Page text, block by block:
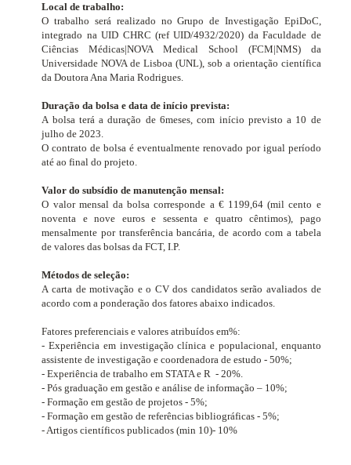
Local de trabalho:
O trabalho será realizado no Grupo de Investigação EpiDoC,
integrado na UID CHRC (ref UID/4932/2020) da Faculdade de
Ciências Médicas|NOVA Medical School (FCM|NMS) da
Universidade NOVA de Lisboa (UNL), sob a orientação científica
da Doutora Ana Maria Rodrigues.
Duração da bolsa e data de início prevista:
A bolsa terá a duração de 6meses, com início previsto a 10 de
julho de 2023.
O contrato de bolsa é eventualmente renovado por igual período
até ao final do projeto.
Valor do subsídio de manutenção mensal:
O valor mensal da bolsa corresponde a € 1199,64 (mil cento e
noventa e nove euros e sessenta e quatro cêntimos), pago
mensalmente por transferência bancária, de acordo com a tabela
de valores das bolsas da FCT, I.P.
Métodos de seleção:
A carta de motivação e o CV dos candidatos serão avaliados de
acordo com a ponderação dos fatores abaixo indicados.
Fatores preferenciais e valores atribuídos em%:
- Experiência em investigação clínica e populacional, enquanto
assistente de investigação e coordenadora de estudo - 50%;
- Experiência de trabalho em STATA e R - 20%.
- Pós graduação em gestão e análise de informação – 10%;
- Formação em gestão de projetos - 5%;
- Formação em gestão de referências bibliográficas - 5%;
- Artigos científicos publicados (min 10)- 10%